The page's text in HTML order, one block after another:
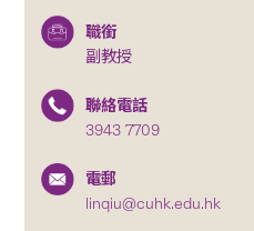
職銜
副教授
聯絡電話
3943 7709
電郵
linqiu@cuhk.edu.hk